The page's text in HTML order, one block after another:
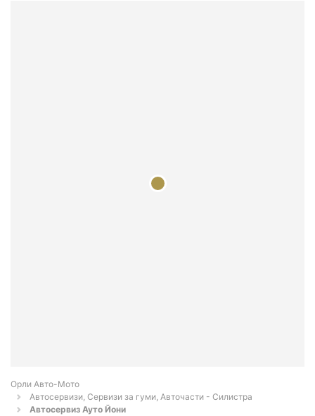
Орли Aвто-Mото
Автосервизи, Сервизи за гуми, Авточасти - Силистра
Автосервиз Ауто Йони